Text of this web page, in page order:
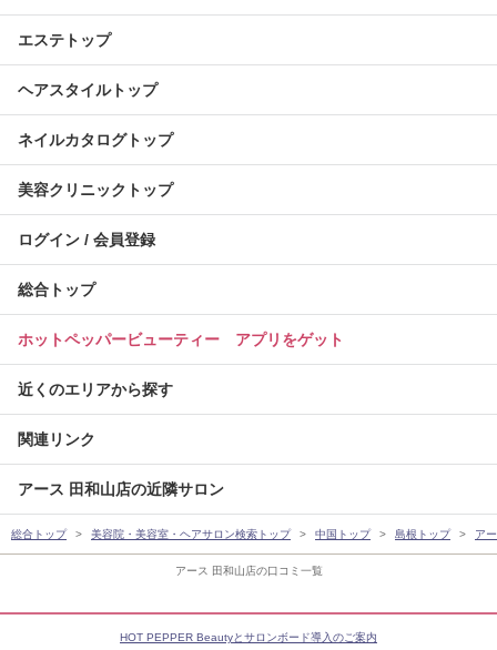
アース 田和山店の口コミ一覧
エステトップ
ヘアスタイルトップ
ネイルカタログトップ
美容クリニックトップ
ログイン / 会員登録
総合トップ
ホットペッパービューティー アプリをゲット
近くのエリアから探す
関連リンク
アース 田和山店の近隣サロン
総合トップ 美容院・美容室・ヘアサロン検索トップ 中国トップ 島根トップ ア
HOT PEPPER Beautyとサロンボード導入のご案内